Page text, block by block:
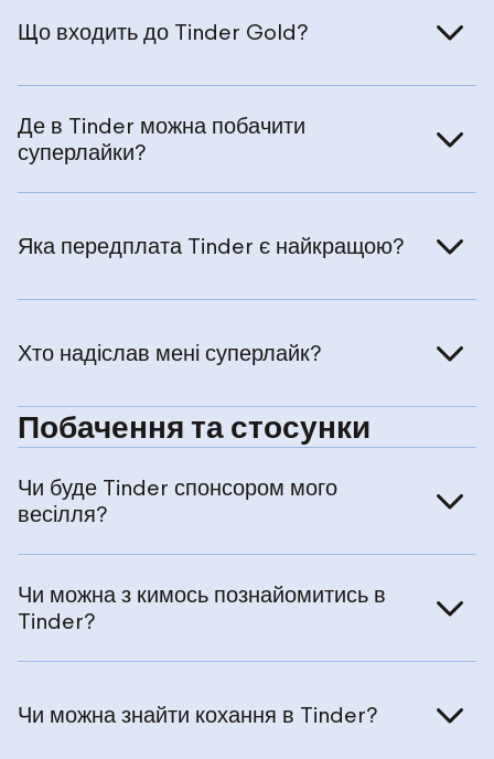
Що входить до Tinder Gold?
Де в Tinder можна побачити
суперлайки?
Яка передплата Tinder є найкращою?
Хто надіслав мені суперлайк?
Побачення та стосунки
Чи буде Tinder спонсором мого
весілля?
Чи можна з кимось познайомитись в
Tinder?
Чи можна знайти кохання в Tinder?